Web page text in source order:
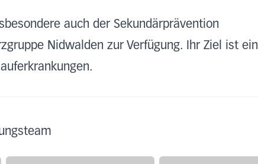
auch der Sekundärprävention
Nidwalden zur Verfügung. Ihr Ziel ist ein